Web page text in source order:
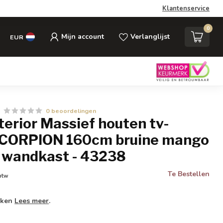
Klantenservice
EUR Mijn account Verlanglijst
0
0 beoordelingen
Massief houten tv-
160cm bruine mango
- 43238
Te Bestellen
Lees meer.